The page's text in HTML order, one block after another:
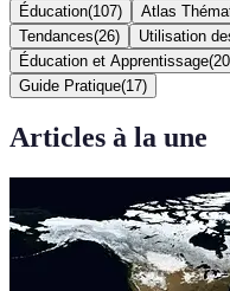
Éducation(107) Atlas
Tendances(26) Utilisation
Éducation et Apprentissage(20
Guide Pratique(17)
Articles à la une